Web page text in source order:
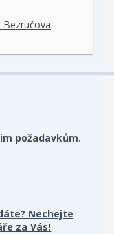
požadavkům.
Nechejte
za Vás!